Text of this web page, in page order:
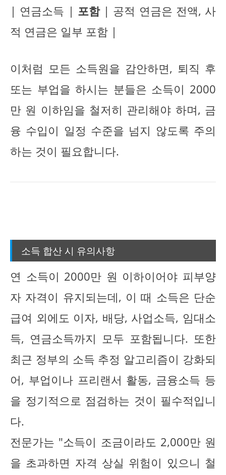
| 연금소득 | 포함| 공적 연금은 전액, 사
적 연금은 일부 포함 |
이처럼 모든 소득원을 감안하면, 퇴직 후
또는 부업을 하시는 분들은 소득이 2000
만 원 이하임을 철저히 관리해야 하며, 금
융 수입이 일정 수준을 넘지 않도록 주의
하는 것이 필요합니다.
소득 합산 시 유의사항
연 소득이 2000만 원 이하이어야 피부양
자 자격이 유지되는데, 이 때 소득은 단순
급여 외에도 이자, 배당, 사업소득, 임대소
득, 연금소득까지 모두 포함됩니다. 또한
최근 정부의 소득 추정 알고리즘이 강화되
어, 부업이나 프리랜서 활동, 금융소득 등
을 정기적으로 점검하는 것이 필수적입니
다.
전문가는 "소득이 조금이라도 2,000만 원
을 초과하면 자격 상실 위험이 있으니 철